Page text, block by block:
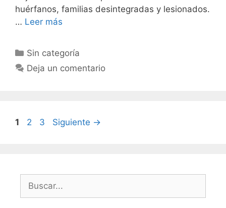
huérfanos, familias desintegradas y lesionados.
… Leer más
Sin categoría
Deja un comentario
1 2 3 Siguiente →